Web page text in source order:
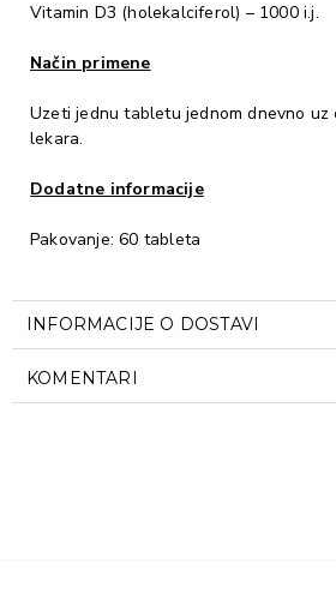
Vitamin D3 (holekalciferol) – 1000 i.j.
Način primene
Uzeti jednu tabletu jednom dnevno
lekara.
Dodatne informacije
Pakovanje: 60 tableta
INFORMACIJE O DOSTAVI
KOMENTARI